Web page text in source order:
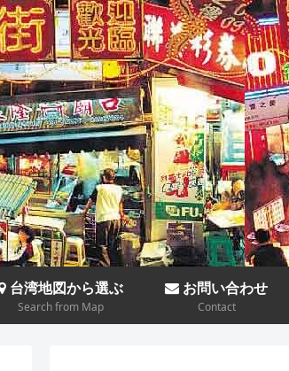
台湾地図から選ぶ
Search from Map
お問い合わせ
Contact